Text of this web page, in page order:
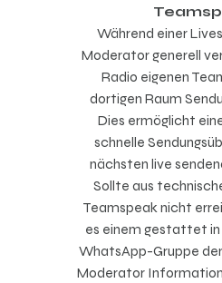
Während einer
Moderator generell
Radio eigenen
dortigen Raum
Dies ermöglicht
schnelle
nächsten live
Sollte aus
Teamspeak nicht
es einem gestattet in
WhatsApp-Gruppe
Moderator